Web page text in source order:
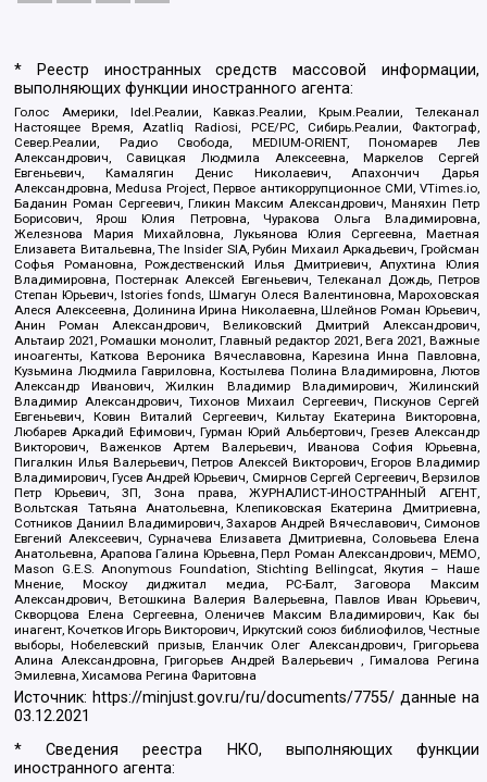
* Реестр иностранных средств массовой информации,
выполняющих функции иностранного агента:
Голос Америки, Idel.Реалии, Кавказ.Реалии, Крым.Реалии, Телеканал
Настоящее Время, Azatliq Radiosi, PCE/PC, Сибирь.Реалии, Фактограф,
Север.Реалии, Радио Свобода, MEDIUM-ORIENT, Пономарев Лев
Александрович, Савицкая Людмила Алексеевна, Маркелов Сергей
Евгеньевич, Камалягин Денис Николаевич, Апахончич Дарья
Александровна, Medusa Project, Первое антикоррупционное СМИ, VTimes.io,
Баданин Роман Сергеевич, Гликин Максим Александрович, Маняхин Петр
Борисович, Ярош Юлия Петровна, Чуракова Ольга Владимировна,
Железнова Мария Михайловна, Лукьянова Юлия Сергеевна, Маетная
Елизавета Витальевна, The Insider SIA, Рубин Михаил Аркадьевич, Гройсман
Софья Романовна, Рождественский Илья Дмитриевич, Апухтина Юлия
Владимировна, Постернак Алексей Евгеньевич, Телеканал Дождь, Петров
Степан Юрьевич, Istories fonds, Шмагун Олеся Валентиновна, Мароховская
Алеся Алексеевна, Долинина Ирина Николаевна, Шлейнов Роман Юрьевич,
Анин Роман Александрович, Великовский Дмитрий Александрович,
Альтаир 2021, Ромашки монолит, Главный редактор 2021, Вега 2021, Важные
иноагенты, Каткова Вероника Вячеславовна, Карезина Инна Павловна,
Кузьмина Людмила Гавриловна, Костылева Полина Владимировна, Лютов
Александр Иванович, Жилкин Владимир Владимирович, Жилинский
Владимир Александрович, Тихонов Михаил Сергеевич, Пискунов Сергей
Евгеньевич, Ковин Виталий Сергеевич, Кильтау Екатерина Викторовна,
Любарев Аркадий Ефимович, Гурман Юрий Альбертович, Грезев Александр
Викторович, Важенков Артем Валерьевич, Иванова София Юрьевна,
Пигалкин Илья Валерьевич, Петров Алексей Викторович, Егоров Владимир
Владимирович, Гусев Андрей Юрьевич, Смирнов Сергей Сергеевич, Верзилов
Петр Юрьевич, ЗП, Зона права, ЖУРНАЛИСТ-ИНОСТРАННЫЙ АГЕНТ,
Вольтская Татьяна Анатольевна, Клепиковская Екатерина Дмитриевна,
Сотников Даниил Владимирович, Захаров Андрей Вячеславович, Симонов
Евгений Алексеевич, Сурначева Елизавета Дмитриевна, Соловьева Елена
Анатольевна, Арапова Галина Юрьевна, Перл Роман Александрович, МЕМО,
Mason G.E.S. Anonymous Foundation, Stichting Bellingcat, Якутия – Наше
Мнение, Москоу диджитал медиа, РС-Балт, Заговора Максим
Александрович, Ветошкина Валерия Валерьевна, Павлов Иван Юрьевич,
Скворцова Елена Сергеевна, Оленичев Максим Владимирович, Как бы
инагент, Кочетков Игорь Викторович, Иркутский союз библиофилов, Честные
выборы, Нобелевский призыв, Еланчик Олег Александрович, Григорьева
Алина Александровна, Григорьев Андрей Валерьевич , Гималова Регина
Эмилевна, Хисамова Регина Фаритовна
Источник: https://minjust.gov.ru/ru/documents/7755/ данные на
03.12.2021
* Сведения реестра НКО, выполняющих функции
иностранного агента: